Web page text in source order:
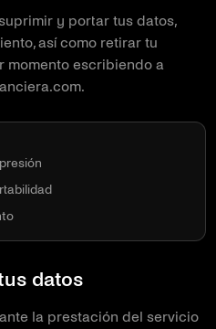
y portar tus datos,
así como retirar tu
momento escribiendo a
datos
la prestación del servicio